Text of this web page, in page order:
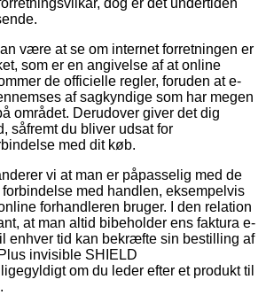
være at se om internet forretningen er
som er en angivelse af at online
de officielle regler, foruden at e-
af sagkyndige som har megen
området. Derudover giver det dig
såfremt du bliver udsat for
med dit køb.
vi at man er påpasselig med de
med handlen, eksempelvis
forhandleren bruger. I den relation
at man altid bibeholder ens faktura e-
enhver tid kan bekræfte sin bestilling af
invisible SHIELD
om du leder efter et produkt til